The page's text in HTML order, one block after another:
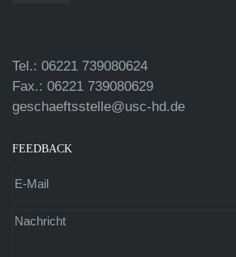
Tel.: 06221 739080624
Fax.: 06221 739080629
geschaeftsstelle@usc-hd.de
FEEDBACK